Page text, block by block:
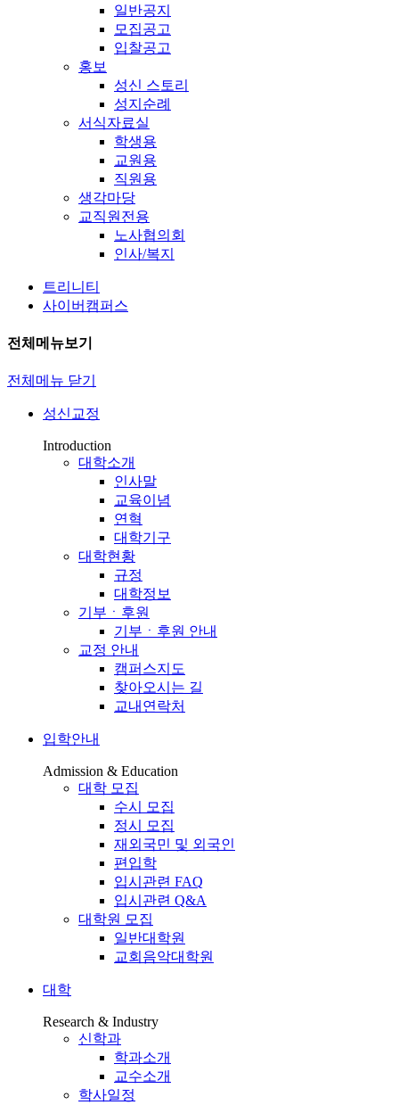
일반공지
모집공고
입찰공고
홍보
성신 스토리
성지순례
서식자료실
학생용
교원용
직원용
생각마당
교직원전용
노사협의회
인사/복지
트리니티
사이버캠퍼스
전체메뉴보기
전체메뉴 닫기
성신교정
Introduction
대학소개
인사말
교육이념
연혁
대학기구
대학현황
규정
대학정보
기부ㆍ후원
기부ㆍ후원 안내
교정 안내
캠퍼스지도
찾아오시는 길
교내연락처
입학안내
Admission & Education
대학 모집
수시 모집
정시 모집
재외국민 및 외국인
편입학
입시관련 FAQ
입시관련 Q&A
대학원 모집
일반대학원
교회음악대학원
대학
Research & Industry
신학과
학과소개
교수소개
학사일정